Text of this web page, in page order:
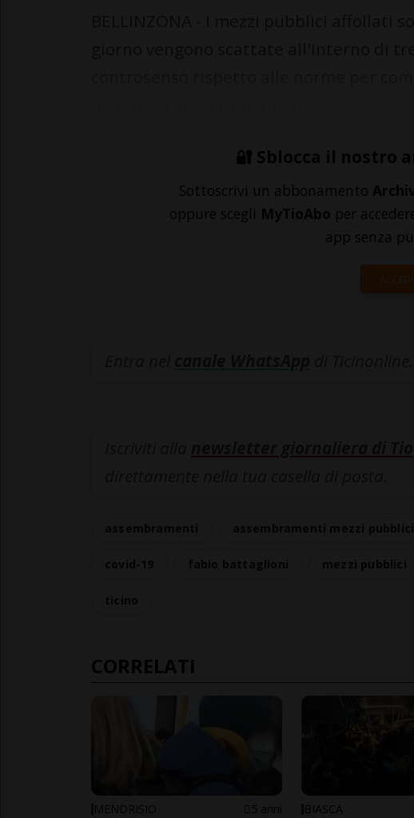
🔐 Sblocca il nostro
Sottoscrivi un abbonamento
oppure scegli MyTioAbo per
app senza
ACCEDI
CORRELATI
MENDRISIO 5 anni BIASCA